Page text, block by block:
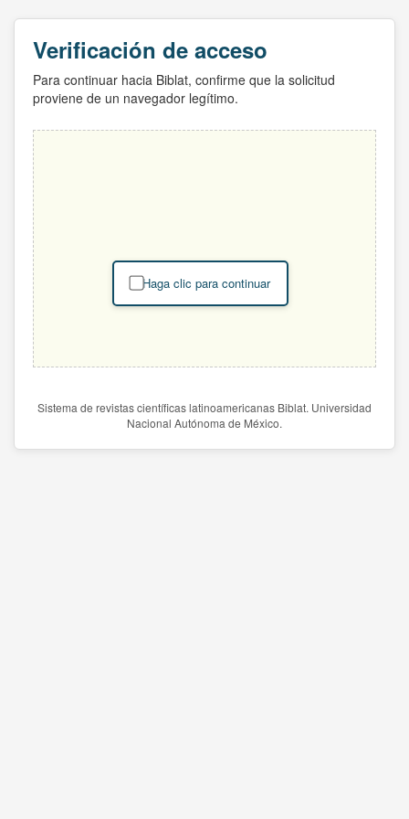
Verificación de acceso
Para continuar hacia Biblat, confirme que la solicitud
proviene de un navegador legítimo.
Haga clic para continuar
Sistema de revistas científicas latinoamericanas Biblat. Universidad
Nacional Autónoma de México.